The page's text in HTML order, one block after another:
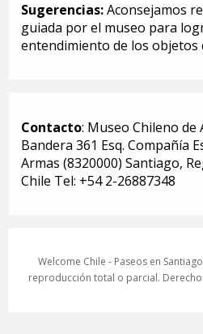
Sugerencias:Aconsejamos
guiada por el museo para
entendimiento de los objetos
Contacto: Museo Chileno
Bandera 361 Esq. Compañía
Armas (8320000) Santiago,
Chile Tel: +54 2-26887348
Welcome Chile - Paseos en
reproducción total o parcial.